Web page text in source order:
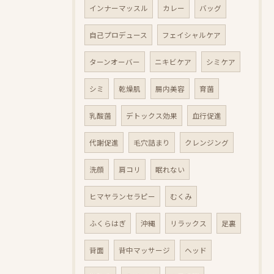
インナーマッスル カレー バッグ
自己プロデュース フェイシャルケア
ターンオーバー ニキビケア シミケア
シミ 乾燥肌 腸内美容 育菌
乳酸菌 デトックス効果 血行促進
代謝促進 毛穴詰まり クレンジング
洗顔 肩コリ 眠れない
ヒマヤランセラピー むくみ
ふくらはぎ 沖縄 リラックス 足裏
背面 背中マッサージ ヘッド